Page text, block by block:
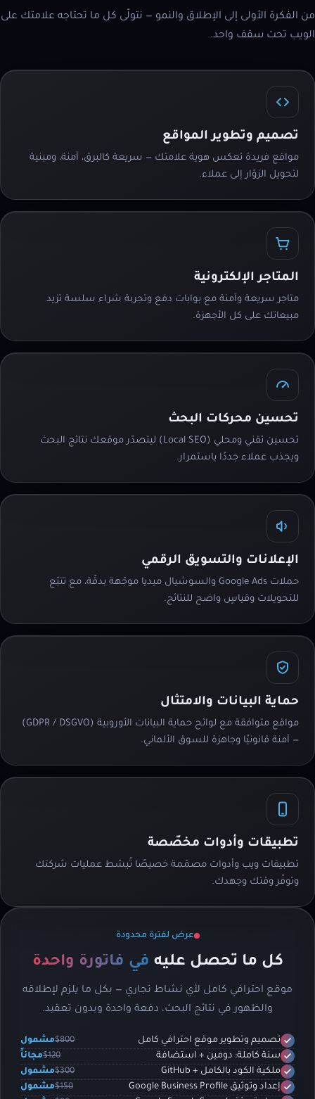
من الفكرة الأولى إلى الإطلاق والنمو — نتولّى كل ما تحتاجه علامتك على
الويب تحت سقف واحد.
تصميم وتطوير المواقع
مواقع فريدة تعكس هوية علامتك — سريعة كالبرق، آمنة، ومبنية
لتحويل الزوّار إلى عملاء.
المتاجر الإلكترونية
متاجر سريعة وآمنة مع بوابات دفع وتجربة شراء سلسة تزيد
مبيعاتك على كل الأجهزة.
تحسين محركات البحث
تحسين تقني ومحلي (Local SEO) ليتصدّر موقعك نتائج البحث
ويجذب عملاء جددًا باستمرار.
الإعلانات والتسويق الرقمي
حملات Google Ads والسوشيال ميديا موجّهة بدقّة، مع تتبّع
للتحويلات وقياسٍ واضح للنتائج.
حماية البيانات والامتثال
مواقع متوافقة مع لوائح حماية البيانات الأوروبية (GDPR / DSGVO)
— آمنة قانونيًا وجاهزة للسوق الألماني.
تطبيقات وأدوات مخصّصة
تطبيقات ويب وأدوات مصمّمة خصيصًا تُبسّط عمليات شركتك
وتوفّر وقتك وجهدك.
عرض لفترة محدودة
كل ما تحصل عليه في فاتورة واحدة
موقع احترافي كامل لأي نشاط تجاري — بكل ما يلزم لإطلاقه
والظهور في نتائج البحث، دفعة واحدة وبدون تعقيد.
تصميم وتطوير موقع احترافي كامل $800مشمول
سنة كاملة: دومين + استضافة
$120مجاناً
ملكية الكود بالكامل + GitHub
$300مشمول
إعداد وتوثيق Google Business Profile
$150مشمول